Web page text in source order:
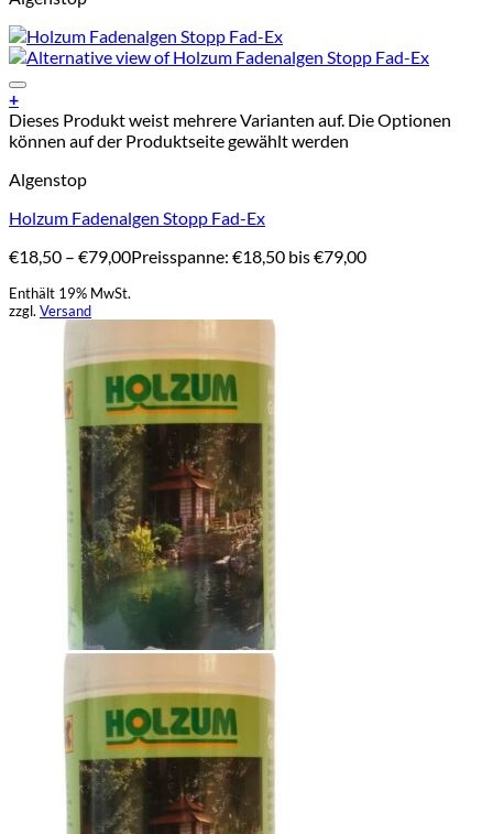
+
Dieses Produkt weist mehrere Varianten auf. Die Optionen
können auf der Produktseite gewählt werden
Algenstop
Holzum Fadenalgen Stopp Fad-Ex
€18,50 – €79,00Preisspanne: €18,50 bis €79,00
Enthält 19% MwSt.
zzgl. Versand